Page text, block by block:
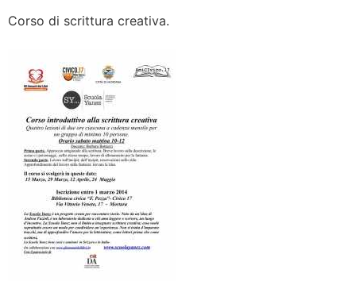
Corso di scrittura creativa.